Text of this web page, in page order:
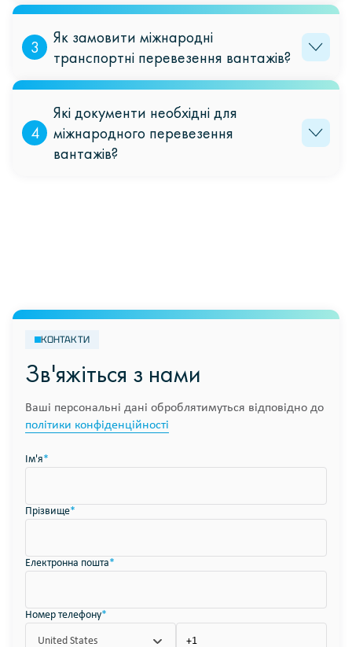
Ми здійснюємо автомобільні, залізничні, морські, авіаційні та
3
Як замовити міжнародні
транспортні перевезення вантажів?
Зробити замовлення можна через форму на сайті або з
4
Які документи необхідні для
міжнародного перевезення
вантажів?
КОНТАКТИ
Зв'яжіться з нами
Ваші персональні дані оброблятимуться відповідно до
політики конфіденційності
Ім'я*
Прізвище*
Електронна пошта*
Номер телефону*
United States